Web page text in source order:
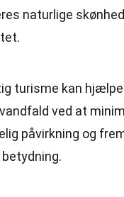
naturlige
turisme kan
ved at
påvirkning og